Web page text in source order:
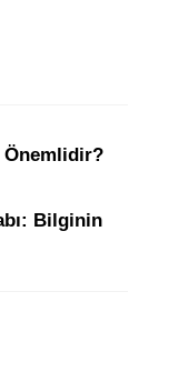
Önemlidir?
Bilginin